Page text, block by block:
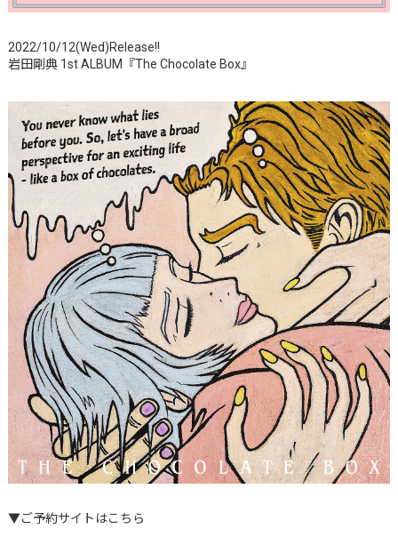
2022/10/12(Wed)Release!!
岩田剛典 1st ALBUM『The Chocolate Box』
▼ご予約サイトはこちら